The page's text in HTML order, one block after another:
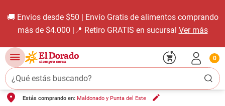
🚚 Envios desde $50 | Envío Gratis de alimentos comprando
más de $4.000 |📍 Retiro GRATIS en sucursal Ver más
¿Qué estás buscando?
0
Estás comprando en: Maldonado y Punta del EsteTÉRMINOS MÁS BUSCADOS